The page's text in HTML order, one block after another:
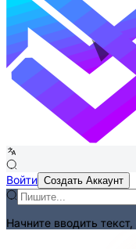
Войти Создать Аккаунт
Начните вводить